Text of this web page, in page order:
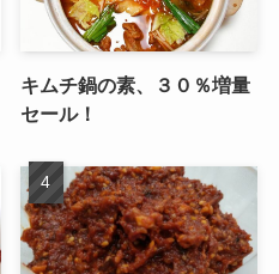
キムチ鍋の素、３０％増量
セール！